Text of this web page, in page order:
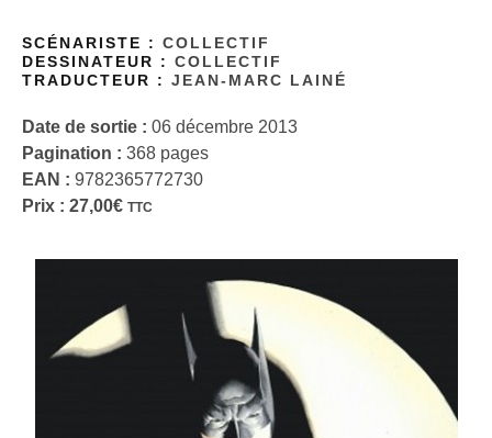
SCÉNARISTE : COLLECTIF
DESSINATEUR : COLLECTIF
TRADUCTEUR : JEAN-MARC LAINÉ
Date de sortie : 06 décembre 2013
Pagination : 368 pages
EAN : 9782365772730
Prix : 27,00€ TTC